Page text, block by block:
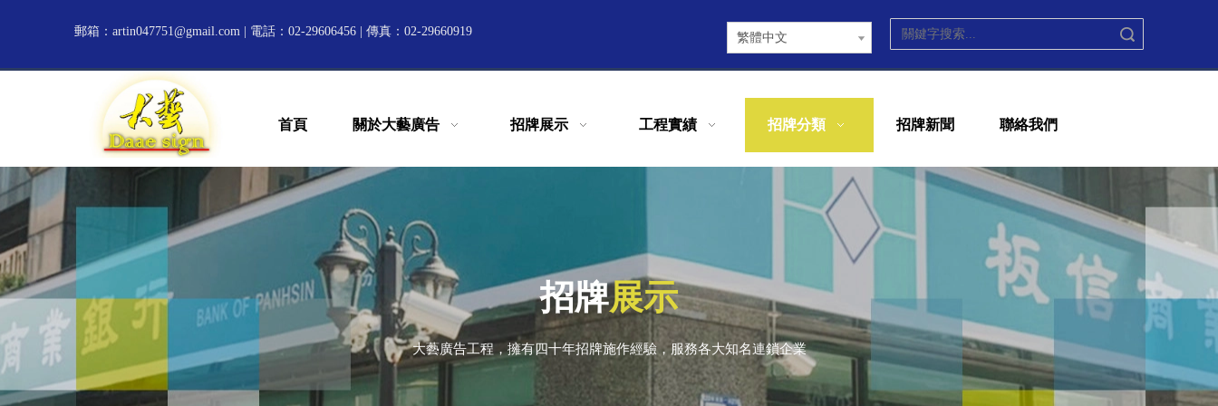
郵箱： artin047751@gmail.com | 電話：02-29606456 | 傳真：02-29660919 繁體中文
首頁 關於大藝廣告 招牌展示 工程實績 招牌分類 招牌新聞 聯絡我們
招牌展示
大藝廣告工程，擁有四十年招牌施作經驗，服務各大知名連鎖企業